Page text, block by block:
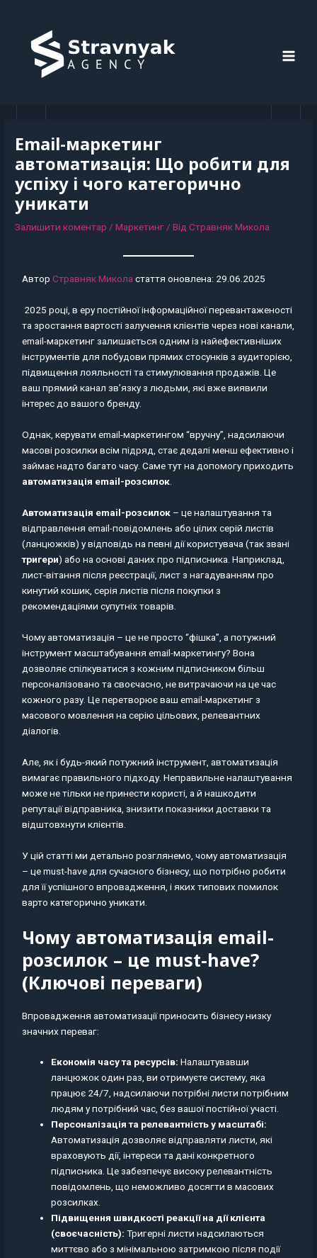
Email-маркетинг
автоматизація: Що робити для
успіху і чого категорично
уникати
Залишити коментар /Маркетинг/ ВідСтравняк Микола
АвторСтравняк Микола стаття оновлена: 29.06.2025
2025 році, в еру постійної інформаційної перевантаженості
та зростання вартості залучення клієнтів через нові канали,
email-маркетинг залишається одним із найефективніших
інструментів для побудови прямих стосунків з аудиторією,
підвищення лояльності та стимулювання продажів. Це
ваш прямий канал зв’язку з людьми, які вже виявили
інтерес до вашого бренду.
Однак, керувати email-маркетингом “вручну”, надсилаючи
масові розсилки всім підряд, стає дедалі менш ефективно і
займає надто багато часу. Саме тут на допомогу приходить
автоматизація email-розсилок
Автоматизація email-розсилок – це налаштування та
відправлення email-повідомлень або цілих серій листів
(ланцюжків) у відповідь на певні дії користувача (так звані
тригери) або на основі даних про підписника. Наприклад,
лист-вітання після реєстрації, лист з нагадуванням про
кинутий кошик, серія листів після покупки з
рекомендаціями супутніх товарів.
Чому автоматизація – це не просто “фішка”, а потужний
інструмент масштабування email-маркетингу? Вона
дозволяє спілкуватися з кожним підписником більш
персоналізовано та своєчасно, не витрачаючи на це час
кожного разу. Це перетворює ваш email-маркетинг з
масового мовлення на серію цільових, релевантних
діалогів.
Але, як і будь-який потужний інструмент, автоматизація
вимагає правильного підходу. Неправильне налаштування
може не тільки не принести користі, а й нашкодити
репутації відправника, знизити показники доставки та
відштовхнути клієнтів.
У цій статті ми детально розглянемо, чому автоматизація
– це must-have для сучасного бізнесу, що потрібно робити
для її успішного впровадження, і яких типових помилок
варто категорично уникати.
Чому автоматизація email-
розсилок – це must-have?
(Ключові переваги)
Впровадження автоматизації приносить бізнесу низку
значних переваг:
Економія часу та ресурсів: Налаштувавши
ланцюжок один раз, ви отримуєте систему, яка
працює 24/7, надсилаючи потрібні листи потрібним
людям у потрібний час, без вашої постійної участі.
Персоналізація та релевантність у масштабі:
Автоматизація дозволяє відправляти листи, які
враховують дії, інтереси та дані конкретного
підписника. Це забезпечує високу релевантність
повідомлень, що неможливо досягти в масових
розсилках.
Підвищення швидкості реакції на дії клієнта
(своєчасність): Тригерні листи надсилаються
миттєво або з мінімальною затримкою після події
запису